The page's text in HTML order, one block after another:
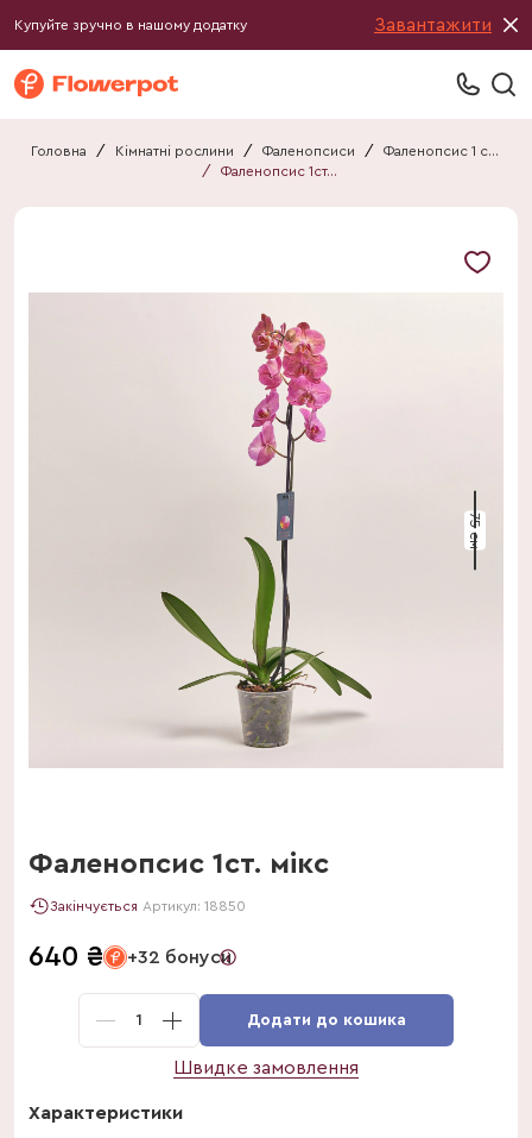
Купуйте зручно в нашому додатку Завантажити
Головна / Кімнатні рослини / Фаленопсиси /
Фаленопсис 1 стебло
/
Фаленопсис 1ст. мікс
75 см
Фаленопсис 1ст. мікс
Закінчується Артикул: 18850
640 ₴ +32 бонуси
1 Додати до кошика
Швидке замовлення
Характеристики